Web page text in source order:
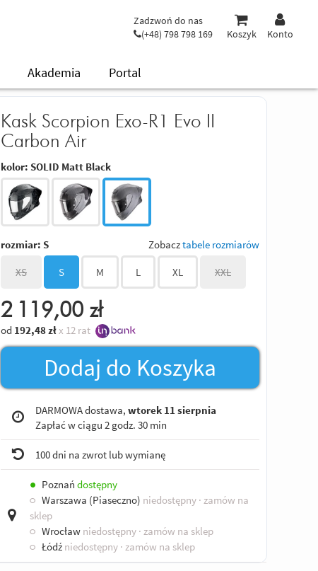
Zadzwoń do nas
(+48) 798 798 169
Koszyk Konto
Akademia Portal
Kask Scorpion Exo-R1 Evo II
Carbon Air
kolor: SOLID Matt Black
rozmiar: S Zobacztabele rozmiarów
XS S M L XL XXL
2 119,00 zł
od 192,48 zł x 12 rat
Dodaj do Koszyka
DARMOWA dostawa, wtorek 11 sierpnia
Zapłać w ciągu 2 godz. 30 min
100 dni na zwrot lub wymianę
● Poznań dostępny
○ Warszawa (Piaseczno) niedostępny · zamów na
sklep
○ Wrocław niedostępny · zamów na sklep
○ Łódź niedostępny · zamów na sklep